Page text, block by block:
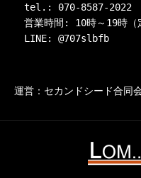
tel.: 070-8587-2022
営業時間: 10時～19時（
LINE: @707slbfb
運営：セカンドシード合同